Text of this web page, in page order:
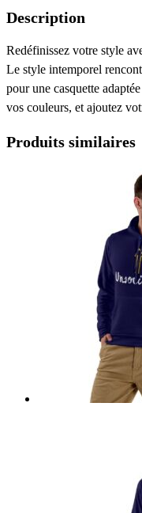
Description
Redéfinissez votre style
Le style intemporel
pour une casquette
vos couleurs, et ajoutez
Produits similaires